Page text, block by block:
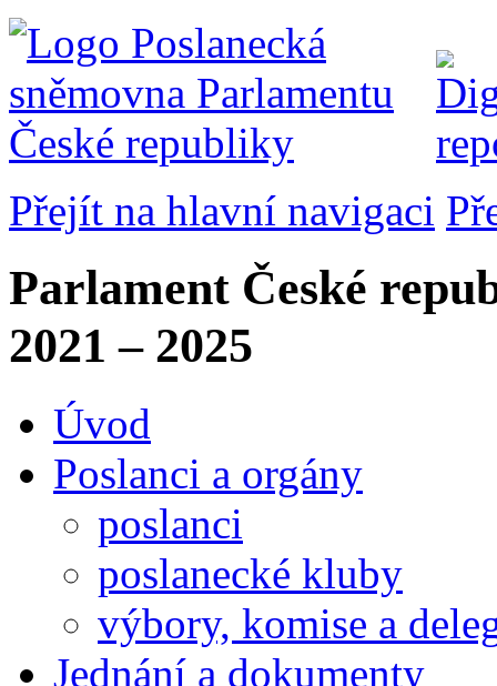
Přejít na hlavní navigaci
Parlament České
2021 – 2025
Úvod
Poslanci a orgány
poslanci
poslanecké kluby
výbory, komise a
Jednání a dokumenty